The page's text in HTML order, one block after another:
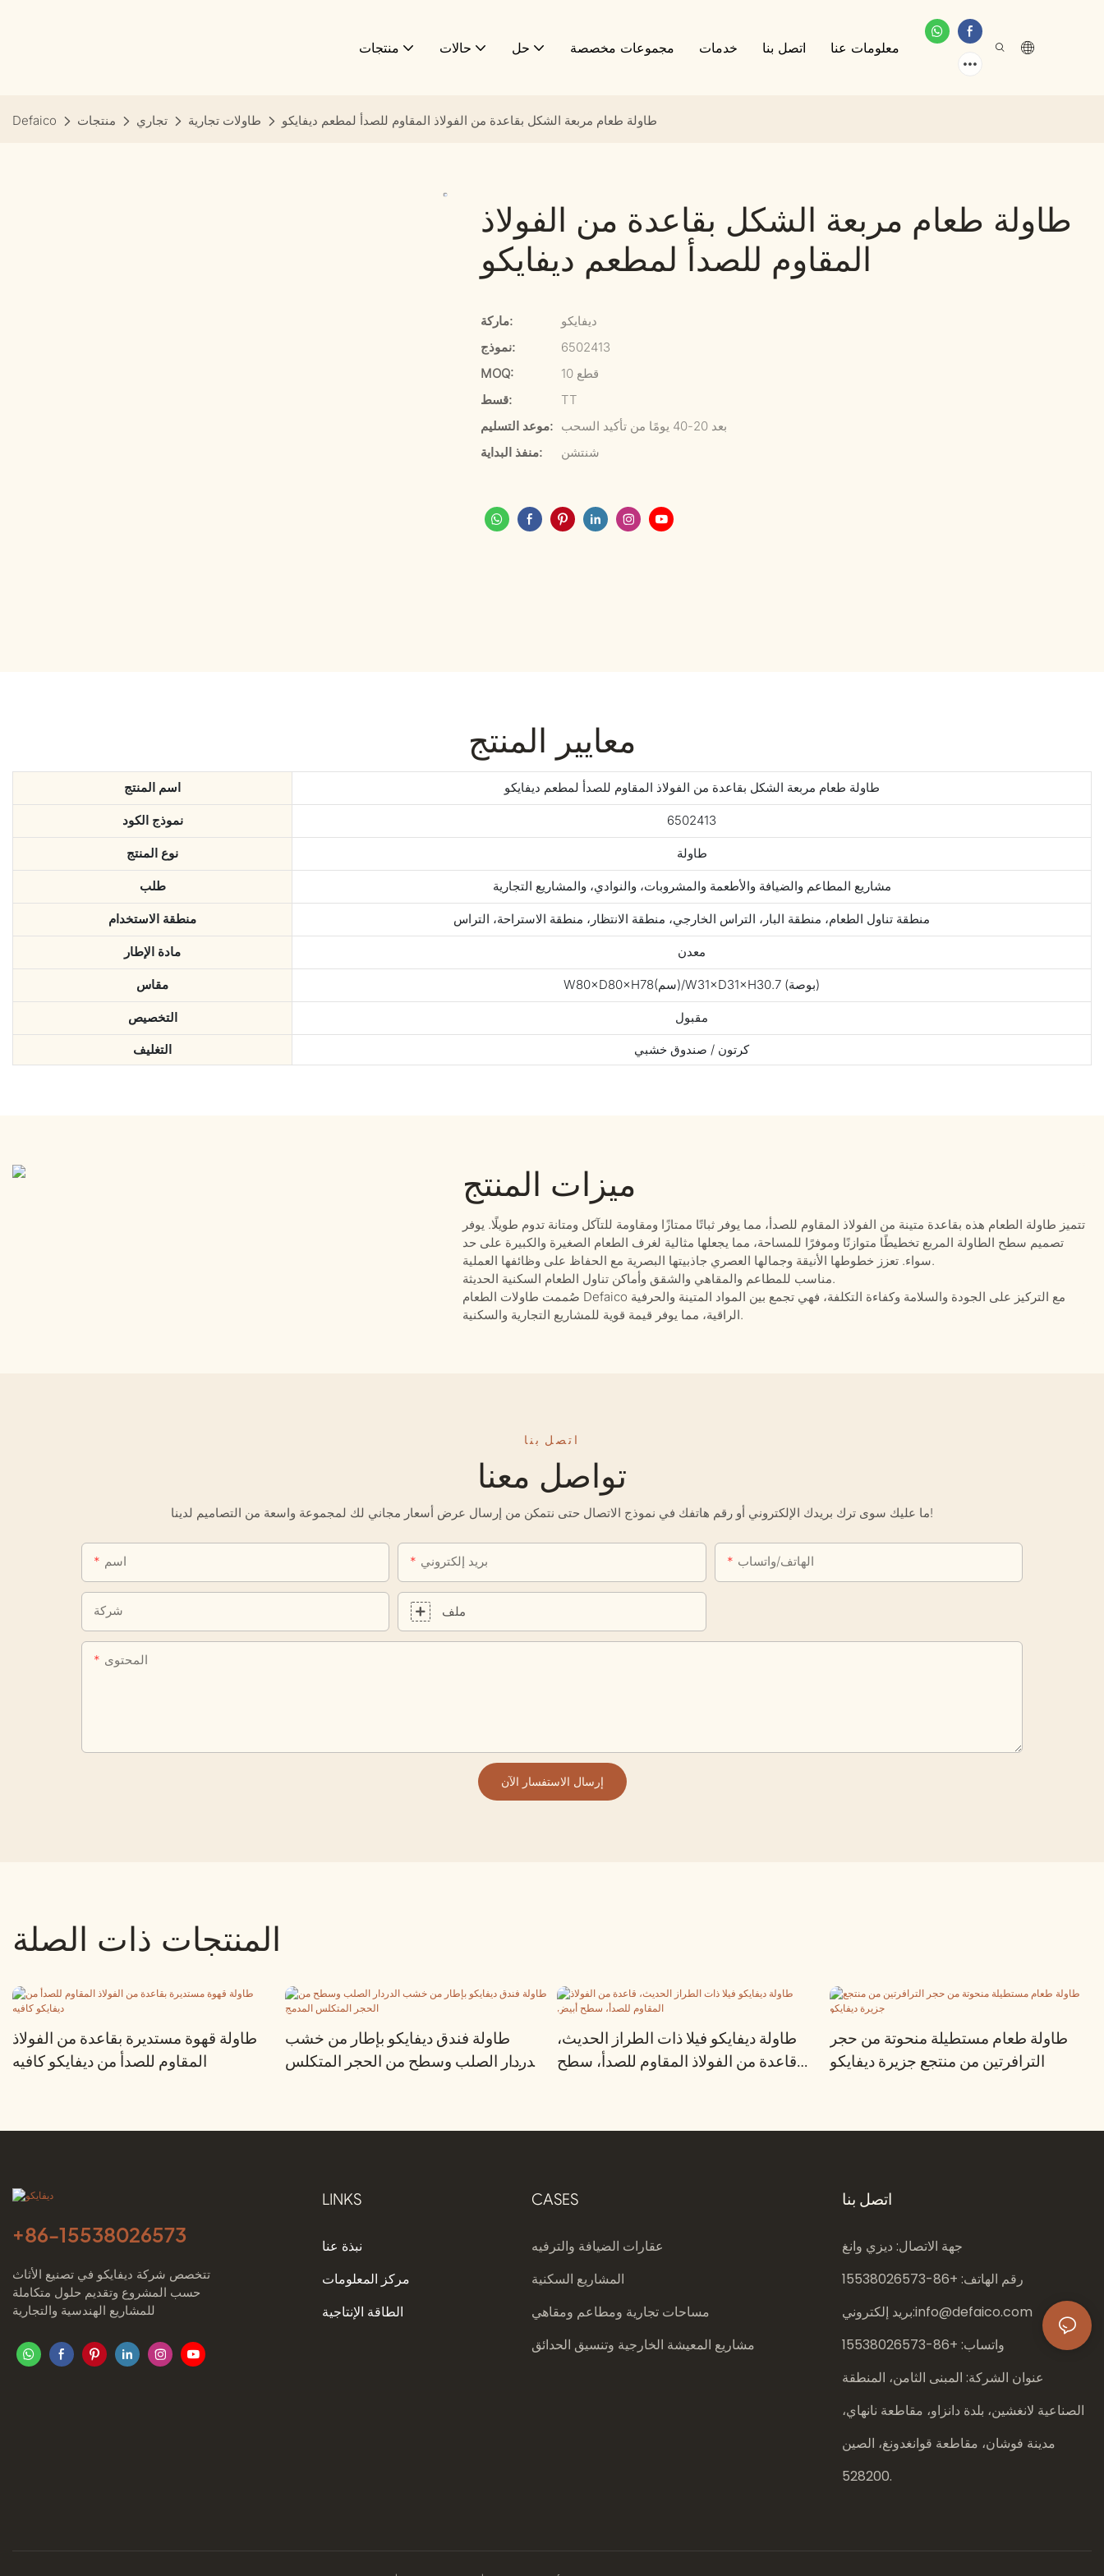
منتجات حالات حل مجموعات مخصصة خدمات اتصل بنا معلومات عنا
Defaico منتجات تجاري طاولات تجارية طاولة طعام مربعة الشكل بقاعدة من الفولاذ المقاوم للصدأ لمطعم ديفايكو
طاولة طعام مربعة الشكل بقاعدة من الفولاذ
المقاوم للصدأ لمطعم ديفايكو
ماركة:
ديفايكو
نموذج:
6502413
MOQ:
10 قطع
قسط:
TT
موعد التسليم:
بعد 20-40 يومًا من تأكيد السحب
منفذ البداية:
شنتشن
معايير المنتج
اسم المنتج طاولة طعام مربعة الشكل بقاعدة من الفولاذ المقاوم للصدأ لمطعم ديفايكو
نموذج الكود 6502413
نوع المنتج طاولة
طلب مشاريع المطاعم والضيافة والأطعمة والمشروبات، والنوادي، والمشاريع التجارية
منطقة الاستخدام منطقة تناول الطعام، منطقة البار، التراس الخارجي، منطقة الانتظار، منطقة الاستراحة، التراس
مادة الإطار معدن
مقاس W80×D80×H78(سم)/W31×D31×H30.7 (بوصة)
التخصيص مقبول
التغليف كرتون / صندوق خشبي
ميزات المنتج
تتميز طاولة الطعام هذه بقاعدة متينة من الفولاذ المقاوم للصدأ، مما يوفر ثباتًا ممتازًا ومقاومة للتآكل ومتانة تدوم طويلًا. يوفر
تصميم سطح الطاولة المربع تخطيطًا متوازنًا وموفرًا للمساحة، مما يجعلها مثالية لغرف الطعام الصغيرة والكبيرة على حد
سواء. تعزز خطوطها الأنيقة وجمالها العصري جاذبيتها البصرية مع الحفاظ على وظائفها العملية.
مناسب للمطاعم والمقاهي والشقق وأماكن تناول الطعام السكنية الحديثة.
صُممت طاولات الطعام Defaico مع التركيز على الجودة والسلامة وكفاءة التكلفة، فهي تجمع بين المواد المتينة والحرفية
الراقية، مما يوفر قيمة قوية للمشاريع التجارية والسكنية.
اتصل بنا
تواصل معنا
ما عليك سوى ترك بريدك الإلكتروني أو رقم هاتفك في نموذج الاتصال حتى نتمكن من إرسال عرض أسعار مجاني لك لمجموعة واسعة من التصاميم لدينا!
اسم بريد إلكتروني الهاتف/واتساب
شركة ملف
المحتوى
إرسال الاستفسار الآن
المنتجات ذات الصلة
طاولة قهوة مستديرة بقاعدة من الفولاذ
المقاوم للصدأ من ديفايكو كافيه
طاولة فندق ديفايكو بإطار من خشب
الدردار الصلب وسطح من الحجر المتكلس
طاولة ديفايكو فيلا ذات الطراز الحديث،
قاعدة من الفولاذ المقاوم للصدأ، سطح
طاولة طعام مستطيلة منحوتة من حجر
الترافرتين من منتجع جزيرة ديفايكو
+86-15538026573
تتخصص شركة ديفايكو في تصنيع الأثاث
حسب المشروع وتقديم حلول متكاملة
للمشاريع الهندسية والتجارية
LINKS
نبذة عنا
مركز المعلومات
الطاقة الإنتاجية
CASES
عقارات الضيافة والترفيه
المشاريع السكنية
مساحات تجارية ومطاعم ومقاهي
مشاريع المعيشة الخارجية وتنسيق الحدائق
اتصل بنا
جهة الاتصال: ديزي وانغ
رقم الهاتف: +86-
15538026573
بريد إلكتروني:info@defaico.com
واتساب: +86-
15538026573
عنوان الشركة: المبنى الثامن، المنطقة
الصناعية لانغشين، بلدة دانزاو، مقاطعة نانهاي،
مدينة فوشان، مقاطعة قوانغدونغ، الصين
528200.